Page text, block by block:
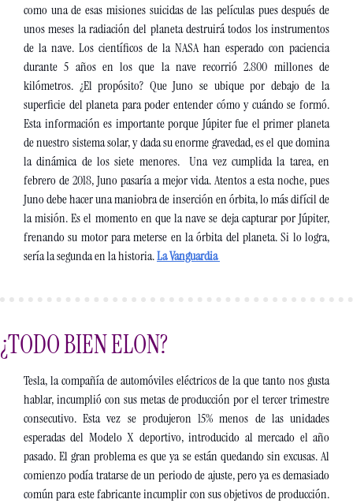
como una de esas misiones suicidas de las películas pues después de
unos meses la radiación del planeta destruirá todos los instrumentos
de la nave. Los científicos de la NASA han esperado con paciencia
durante 5 años en los que la nave recorrió 2.800 millones de
kilómetros. ¿El propósito? Que Juno se ubique por debajo de la
superficie del planeta para poder entender cómo y cuándo se formó.
Esta información es importante porque Júpiter fue el primer planeta
de nuestro sistema solar, y dada su enorme gravedad, es el que domina
la dinámica de los siete menores.  Una vez cumplida la tarea, en
febrero de 2018, Juno pasaría a mejor vida. Atentos a esta noche, pues
Juno debe hacer una maniobra de inserción en órbita, lo más difícil de
la misión. Es el momento en que la nave se deja capturar por Júpiter,
frenando su motor para meterse en la órbita del planeta. Si lo logra,
sería la segunda en la historia. La Vanguardia
¿TODO BIEN ELON?
Tesla, la compañía de automóviles eléctricos de la que tanto nos gusta
hablar, incumplió con sus metas de producción por el tercer trimestre
consecutivo. Esta vez se produjeron 15% menos de las unidades
esperadas del Modelo X deportivo, introducido al mercado el año
pasado. El gran problema es que ya se están quedando sin excusas. Al
comienzo podía tratarse de un periodo de ajuste, pero ya es demasiado
común para este fabricante incumplir con sus objetivos de producción.